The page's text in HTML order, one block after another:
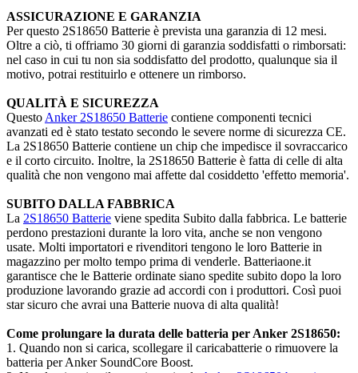
ASSICURAZIONE E GARANZIA
Per questo 2S18650 Batterie è prevista una garanzia di 12 mesi.
Oltre a ciò, ti offriamo 30 giorni di garanzia soddisfatti o rimborsati:
nel caso in cui tu non sia soddisfatto del prodotto, qualunque sia il
motivo, potrai restituirlo e ottenere un rimborso.
QUALITÀ E SICUREZZA
Questo Anker 2S18650 Batterie contiene componenti tecnici
avanzati ed è stato testato secondo le severe norme di sicurezza CE.
La 2S18650 Batterie contiene un chip che impedisce il sovraccarico
e il corto circuito. Inoltre, la 2S18650 Batterie è fatta di celle di alta
qualità che non vengono mai affette dal cosiddetto 'effetto memoria'.
SUBITO DALLA FABBRICA
La 2S18650 Batterie viene spedita Subito dalla fabbrica. Le batterie
perdono prestazioni durante la loro vita, anche se non vengono
usate. Molti importatori e rivenditori tengono le loro Batterie in
magazzino per molto tempo prima di venderle. Batteriaone.it
garantisce che le Batterie ordinate siano spedite subito dopo la loro
produzione lavorando grazie ad accordi con i produttori. Così puoi
star sicuro che avrai una Batterie nuova di alta qualità!
Come prolungare la durata delle batteria per Anker 2S18650:
1. Quando non si carica, scollegare il caricabatterie o rimuovere la
batteria per Anker SoundCore Boost.